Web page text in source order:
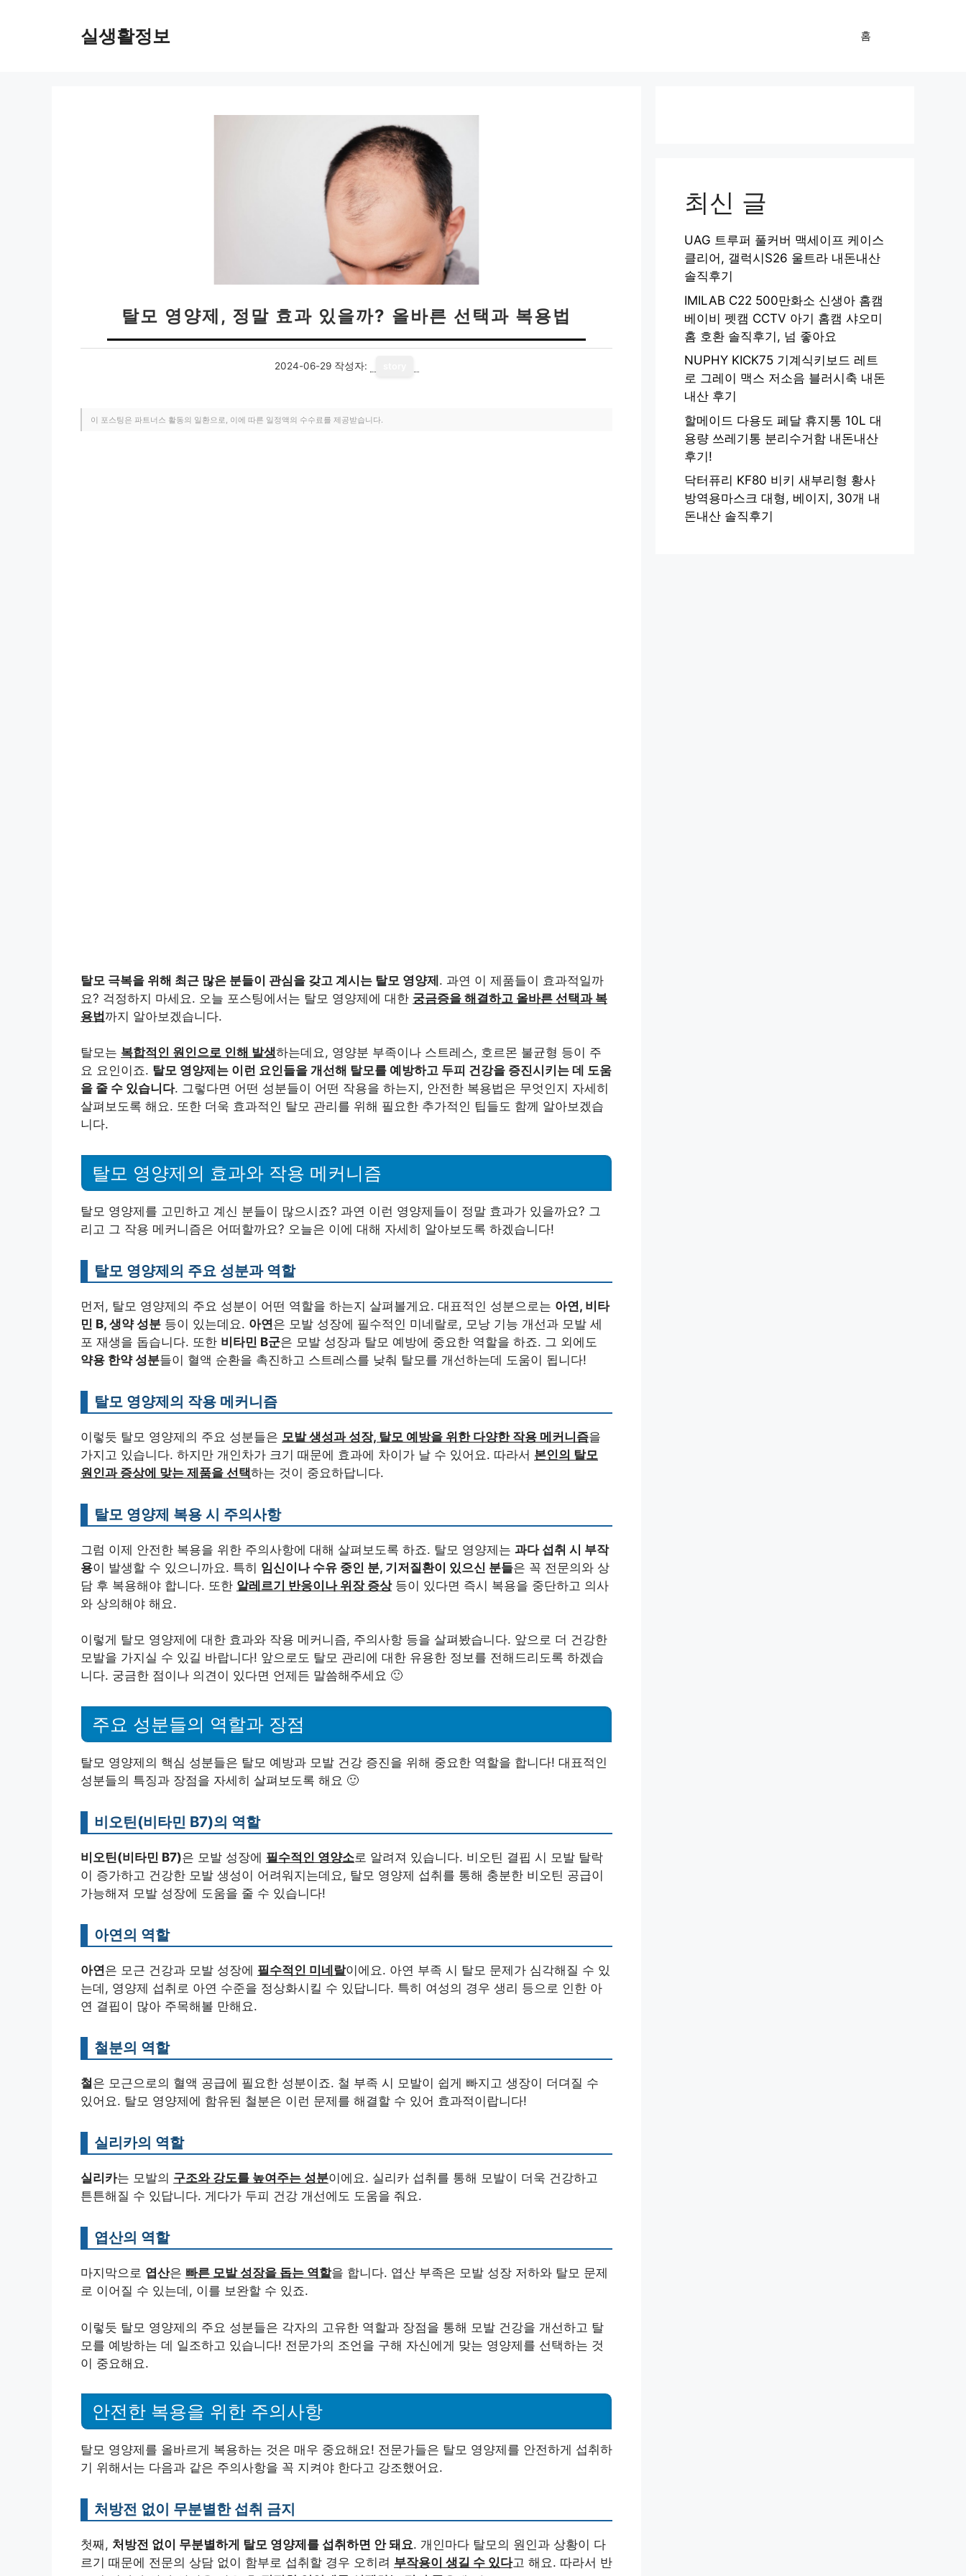
실생활정보 홈
탈모 영양제, 정말 효과 있을까? 올바른 선택과 복용법
2024-06-29 작성자:
이 포스팅은 파트너스 활동의 일환으로, 이에 따른 일정액의 수수료를 제공받습니다.
탈모 극복을 위해 최근 많은 분들이 관심을 갖고 계시는 탈모 영양제. 과연 이 제품들이 효과적일까
요? 걱정하지 마세요. 오늘 포스팅에서는 탈모 영양제에 대한 궁금증을 해결하고 올바른 선택과 복
용법까지 알아보겠습니다.
탈모는 복합적인 원인으로 인해 발생하는데요, 영양분 부족이나 스트레스, 호르몬 불균형 등이 주
요 요인이죠. 탈모 영양제는 이런 요인들을 개선해 탈모를 예방하고 두피 건강을 증진시키는 데 도움
을 줄 수 있습니다. 그렇다면 어떤 성분들이 어떤 작용을 하는지, 안전한 복용법은 무엇인지 자세히
살펴보도록 해요. 또한 더욱 효과적인 탈모 관리를 위해 필요한 추가적인 팁들도 함께 알아보겠습
니다.
탈모 영양제의 효과와 작용 메커니즘
탈모 영양제를 고민하고 계신 분들이 많으시죠? 과연 이런 영양제들이 정말 효과가 있을까요? 그
리고 그 작용 메커니즘은 어떠할까요? 오늘은 이에 대해 자세히 알아보도록 하겠습니다!
탈모 영양제의 주요 성분과 역할
먼저, 탈모 영양제의 주요 성분이 어떤 역할을 하는지 살펴볼게요. 대표적인 성분으로는 아연, 비타
민 B, 생약 성분 등이 있는데요. 아연은 모발 성장에 필수적인 미네랄로, 모낭 기능 개선과 모발 세
포 재생을 돕습니다. 또한 비타민 B군은 모발 성장과 탈모 예방에 중요한 역할을 하죠. 그 외에도
약용 한약 성분들이 혈액 순환을 촉진하고 스트레스를 낮춰 탈모를 개선하는데 도움이 됩니다!
탈모 영양제의 작용 메커니즘
이렇듯 탈모 영양제의 주요 성분들은 모발 생성과 성장, 탈모 예방을 위한 다양한 작용 메커니즘을
가지고 있습니다. 하지만 개인차가 크기 때문에 효과에 차이가 날 수 있어요. 따라서 본인의 탈모
원인과 증상에 맞는 제품을 선택하는 것이 중요하답니다.
탈모 영양제 복용 시 주의사항
그럼 이제 안전한 복용을 위한 주의사항에 대해 살펴보도록 하죠. 탈모 영양제는 과다 섭취 시 부작
용이 발생할 수 있으니까요. 특히 임신이나 수유 중인 분, 기저질환이 있으신 분들은 꼭 전문의와 상
담 후 복용해야 합니다. 또한 알레르기 반응이나 위장 증상등이 있다면 즉시 복용을 중단하고 의사
와 상의해야 해요.
이렇게 탈모 영양제에 대한 효과와 작용 메커니즘, 주의사항 등을 살펴봤습니다. 앞으로 더 건강한
모발을 가지실 수 있길 바랍니다! 앞으로도 탈모 관리에 대한 유용한 정보를 전해드리도록 하겠습
니다. 궁금한 점이나 의견이 있다면 언제든 말씀해주세요 🙂
주요 성분들의 역할과 장점
탈모 영양제의 핵심 성분들은 탈모 예방과 모발 건강 증진을 위해 중요한 역할을 합니다! 대표적인
성분들의 특징과 장점을 자세히 살펴보도록 해요 🙂
비오틴(비타민 B7)의 역할
비오틴(비타민 B7)은 모발 성장에 필수적인 영양소로 알려져 있습니다. 비오틴 결핍 시 모발 탈락
이 증가하고 건강한 모발 생성이 어려워지는데요, 탈모 영양제 섭취를 통해 충분한 비오틴 공급이
가능해져 모발 성장에 도움을 줄 수 있습니다!
아연의 역할
아연은 모근 건강과 모발 성장에 필수적인 미네랄이에요. 아연 부족 시 탈모 문제가 심각해질 수 있
는데, 영양제 섭취로 아연 수준을 정상화시킬 수 있답니다. 특히 여성의 경우 생리 등으로 인한 아
연 결핍이 많아 주목해볼 만해요.
철분의 역할
철은 모근으로의 혈액 공급에 필요한 성분이죠. 철 부족 시 모발이 쉽게 빠지고 생장이 더뎌질 수
있어요. 탈모 영양제에 함유된 철분은 이런 문제를 해결할 수 있어 효과적이랍니다!
실리카의 역할
실리카는 모발의 구조와 강도를 높여주는 성분이에요. 실리카 섭취를 통해 모발이 더욱 건강하고
튼튼해질 수 있답니다. 게다가 두피 건강 개선에도 도움을 줘요.
엽산의 역할
마지막으로 엽산은 빠른 모발 성장을 돕는 역할을 합니다. 엽산 부족은 모발 성장 저하와 탈모 문제
로 이어질 수 있는데, 이를 보완할 수 있죠.
이렇듯 탈모 영양제의 주요 성분들은 각자의 고유한 역할과 장점을 통해 모발 건강을 개선하고 탈
모를 예방하는 데 일조하고 있습니다! 전문가의 조언을 구해 자신에게 맞는 영양제를 선택하는 것
이 중요해요.
안전한 복용을 위한 주의사항
탈모 영양제를 올바르게 복용하는 것은 매우 중요해요! 전문가들은 탈모 영양제를 안전하게 섭취하
기 위해서는 다음과 같은 주의사항을 꼭 지켜야 한다고 강조했어요.
처방전 없이 무분별한 섭취 금지
첫째, 처방전 없이 무분별하게 탈모 영양제를 섭취하면 안 돼요. 개인마다 탈모의 원인과 상황이 다
르기 때문에 전문의 상담 없이 함부로 섭취할 경우 오히려 부작용이 생길 수 있다고 해요. 따라서 반
최신 글
UAG 트루퍼 풀커버 맥세이프 케이스
클리어, 갤럭시S26 울트라 내돈내산
솔직후기
IMILAB C22 500만화소 신생아 홈캠
베이비 펫캠 CCTV 아기 홈캠 샤오미
홈 호환 솔직후기, 넘 좋아요
NUPHY KICK75 기계식키보드 레트
로 그레이 맥스 저소음 블러시축 내돈
내산 후기
할메이드 다용도 페달 휴지통 10L 대
용량 쓰레기통 분리수거함 내돈내산
후기!
닥터퓨리 KF80 비키 새부리형 황사
방역용마스크 대형, 베이지, 30개 내
돈내산 솔직후기